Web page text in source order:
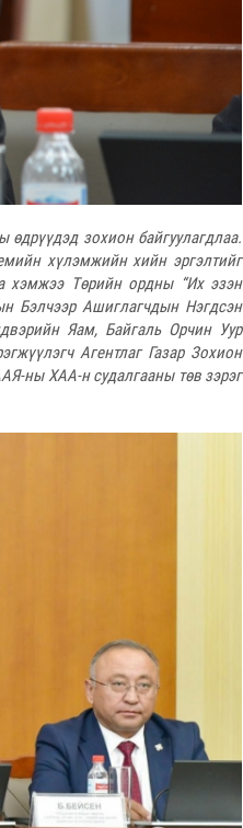
зохион байгуулагдлаа.
хүлэмжийн хийн эргэлтийг
хэмжээ Төрийн ордны “Их эзэн
Бэлчээр Ашиглагчдын Нэгдсэн
Яам, Байгаль Орчин Уур
Агентлаг Газар Зохион
ны ХАА-н судалгааны төв зэрэг